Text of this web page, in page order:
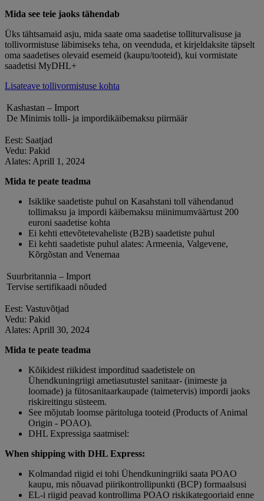
Mida see teie jaoks tähendab
Üks tähtsamaid asju, mida saate oma saadetise tolliturvalisuse ja
tollivormistuse läbimiseks teha, on veenduda, et kirjeldaksite täpselt
oma saadetises olevaid esemeid (kaupu/tooteid), kui vormistate
saadetisi MyDHL+
Lisateave tollivormistuse kohta
Kashastan – Import
De Minimis tolli- ja impordikäibemaksu piirmäär
Eest: Saatjad
Vedu: Pakid
Alates: Aprill 1, 2024
Mida te peate teadma
Isiklike saadetiste puhul on Kasahstani toll vähendanud
tollimaksu ja impordi käibemaksu miinimumväärtust 200
euroni saadetise kohta
Ei kehti ettevõtetevaheliste (B2B) saadetiste puhul
Ei kehti saadetiste puhul alates: Armeenia, Valgevene,
Kõrgõstan and Venemaa
Suurbritannia – Import
Tervise sertifikaadi nõuded
Eest: Vastuvõtjad
Vedu: Pakid
Alates: Aprill 30, 2024
Mida te peate teadma
Kõikidest riikidest imporditud saadetistele on
Ühendkuningriigi ametiasutustel sanitaar- (inimeste ja
loomade) ja fütosanitaarkaupade (taimetervis) impordi jaoks
riskireitingu süsteem.
See mõjutab loomse päritoluga tooteid (Products of Animal
Origin - POAO).
DHL Expressiga saatmisel:
When shipping with DHL Express:
Kolmandad riigid ei tohi Ühendkuningriiki saata POAO
kaupu, mis nõuavad piirikontrollipunkti (BCP) formaalsusi
EL-i riigid peavad kontrollima POAO riskikategooriaid enne